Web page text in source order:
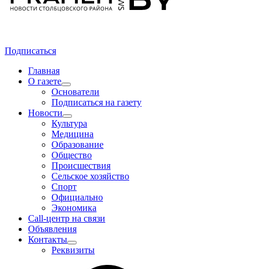
Подписаться
Главная
О газете
Основатели
Подписаться на газету
Новости
Культура
Медицина
Образование
Общество
Происшествия
Сельское хозяйство
Спорт
Официально
Экономика
Call-центр на связи
Объявления
Контакты
Реквизиты